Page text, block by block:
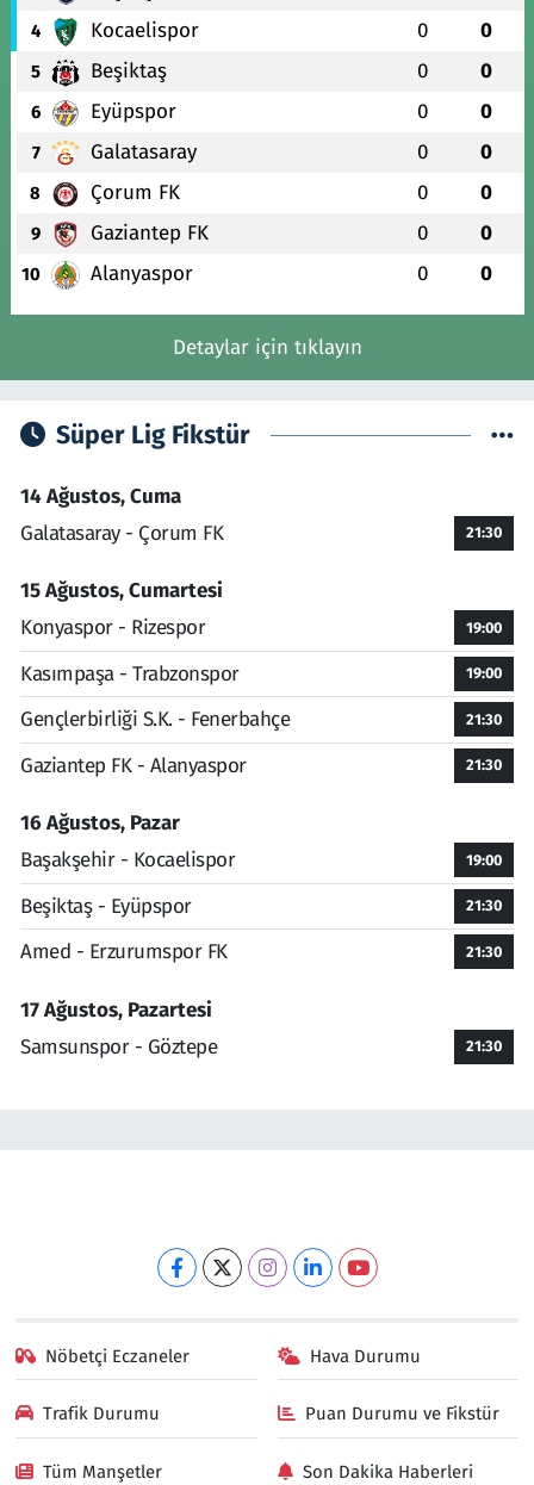
4 Kocaelispor 0 0
5 Beşiktaş 0 0
6 Eyüpspor 0 0
7 Galatasaray 0 0
8 Çorum FK 0 0
9 Gaziantep FK 0 0
10 Alanyaspor 0 0
Detaylar için tıklayın
Süper Lig Fikstür
14 Ağustos, Cuma
Galatasaray - Çorum FK
21:30
15 Ağustos, Cumartesi
Konyaspor - Rizespor
19:00
Kasımpaşa - Trabzonspor 19:00
Gençlerbirliği S.K. - Fenerbahçe 21:30
Gaziantep FK - Alanyaspor 21:30
16 Ağustos, Pazar
Başakşehir - Kocaelispor
19:00
Beşiktaş - Eyüpspor 21:30
Amed - Erzurumspor FK 21:30
17 Ağustos, Pazartesi
Samsunspor - Göztepe
21:30
Nöbetçi Eczaneler Hava Durumu
Trafik Durumu Puan Durumu ve Fikstür
Tüm Manşetler Son Dakika Haberleri